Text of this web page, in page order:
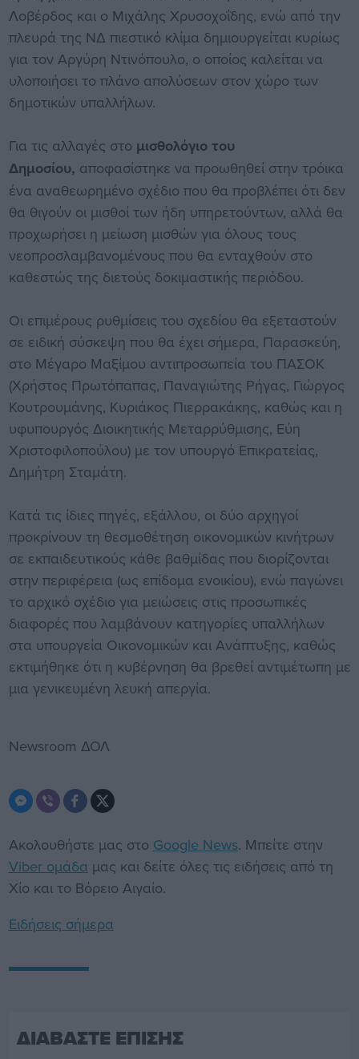
Λοβέρδος και ο Μιχάλης Χρυσοχοΐδης, ενώ από την
πλευρά της ΝΔ πιεστικό κλίμα δημιουργείται κυρίως
για τον Αργύρη Ντινόπουλο, ο οποίος καλείται να
υλοποιήσει το πλάνο απολύσεων στον χώρο των
δημοτικών υπαλλήλων.
Για τις αλλαγές στο μισθολόγιο του
Δημοσίου, αποφασίστηκε να προωθηθεί στην τρόικα
ένα αναθεωρημένο σχέδιο που θα προβλέπει ότι δεν
θα θιγούν οι μισθοί των ήδη υπηρετούντων, αλλά θα
προχωρήσει η μείωση μισθών για όλους τους
νεοπροσλαμβανομένους που θα ενταχθούν στο
καθεστώς της διετούς δοκιμαστικής περιόδου.
Οι επιμέρους ρυθμίσεις του σχεδίου θα εξεταστούν
σε ειδική σύσκεψη που θα έχει σήμερα, Παρασκεύη,
στο Μέγαρο Μαξίμου αντιπροσωπεία του ΠΑΣΟΚ
(Χρήστος Πρωτόπαπας, Παναγιώτης Ρήγας, Γιώργος
Κουτρουμάνης, Κυριάκος Πιερρακάκης, καθώς και η
υφυπουργός Διοικητικής Μεταρρύθμισης, Εύη
Χριστοφιλοπούλου) με τον υπουργό Επικρατείας,
Δημήτρη Σταμάτη.
Κατά τις ίδιες πηγές, εξάλλου, οι δύο αρχηγοί
προκρίνουν τη θεσμοθέτηση οικονομικών κινήτρων
σε εκπαιδευτικούς κάθε βαθμίδας που διορίζονται
στην περιφέρεια (ως επίδομα ενοικίου), ενώ παγώνει
το αρχικό σχέδιο για μειώσεις στις προσωπικές
διαφορές που λαμβάνουν κατηγορίες υπαλλήλων
στα υπουργεία Οικονομικών και Ανάπτυξης, καθώς
εκτιμήθηκε ότι η κυβέρνηση θα βρεθεί αντιμέτωπη με
μια γενικευμένη λευκή απεργία.
Newsroom ΔΟΛ
Ακολουθήστε μας στο Google News. Μπείτε στην
Viber ομάδα μας και δείτε όλες τις ειδήσεις από τη
Χίο και το Βόρειο Αιγαίο.
Ειδήσεις σήμερα
ΔΙΑΒΑΣΤΕ ΕΠΙΣΗΣ